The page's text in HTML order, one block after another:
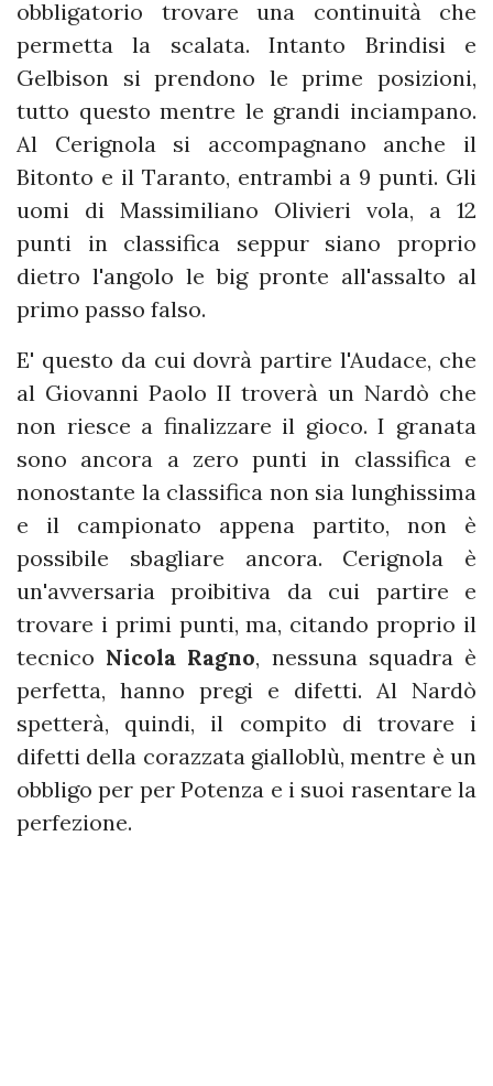
obbligatorio trovare una continuità che
permetta la scalata. Intanto Brindisi e
Gelbison si prendono le prime posizioni,
tutto questo mentre le grandi inciampano.
Al Cerignola si accompagnano anche il
Bitonto e il Taranto, entrambi a 9 punti. Gli
uomi di Massimiliano Olivieri vola, a 12
punti in classifica seppur siano proprio
dietro l'angolo le big pronte all'assalto al
primo passo falso.
E' questo da cui dovrà partire l'Audace, che
al Giovanni Paolo II troverà un Nardò che
non riesce a finalizzare il gioco. I granata
sono ancora a zero punti in classifica e
nonostante la classifica non sia lunghissima
e il campionato appena partito, non è
possibile sbagliare ancora. Cerignola è
un'avversaria proibitiva da cui partire e
trovare i primi punti, ma, citando proprio il
tecnico Nicola Ragno, nessuna squadra è
perfetta, hanno pregi e difetti. Al Nardò
spetterà, quindi, il compito di trovare i
difetti della corazzata gialloblù, mentre è un
obbligo per per Potenza e i suoi rasentare la
perfezione.